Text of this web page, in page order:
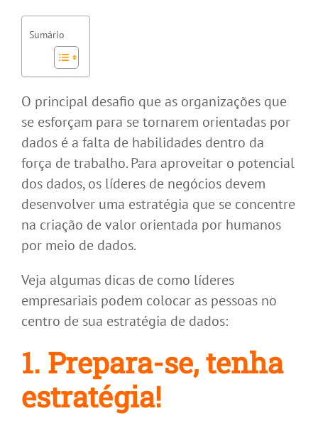
Sumário
O principal desafio que as organizações que
se esforçam para se tornarem orientadas por
dados é a falta de habilidades dentro da
força de trabalho. Para aproveitar o potencial
dos dados, os líderes de negócios devem
desenvolver uma estratégia que se concentre
na criação de valor orientada por humanos
por meio de dados.
Veja algumas dicas de como líderes
empresariais podem colocar as pessoas no
centro de sua estratégia de dados:
1. Prepara-se, tenha
estratégia!